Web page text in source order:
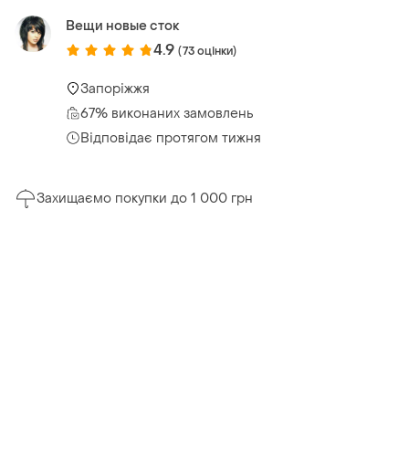
Вещи новые сток
4.9 (73 оцінки)
Запоріжжя
67% виконаних замовлень
Відповідає протягом тижня
Захищаємо покупки до 1 000 грн